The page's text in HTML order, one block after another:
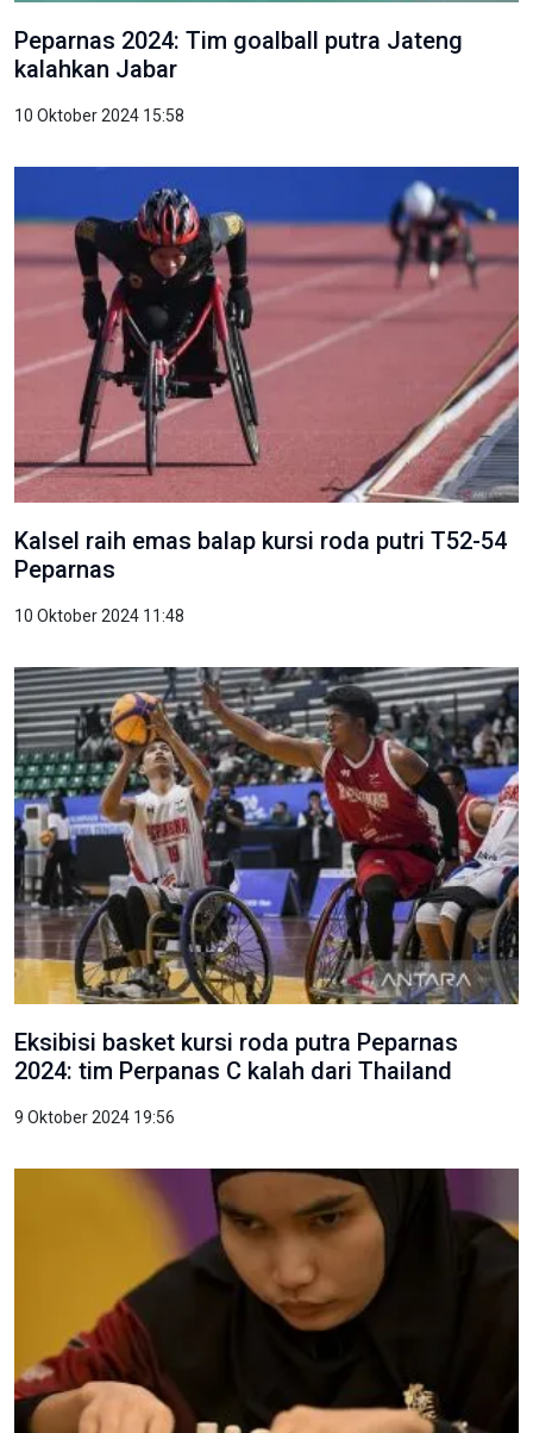
Peparnas 2024: Tim goalball putra Jateng
kalahkan Jabar
10 Oktober 2024 15:58
Kalsel raih emas balap kursi roda putri T52-54
Peparnas
10 Oktober 2024 11:48
Eksibisi basket kursi roda putra Peparnas
2024: tim Perpanas C kalah dari Thailand
9 Oktober 2024 19:56